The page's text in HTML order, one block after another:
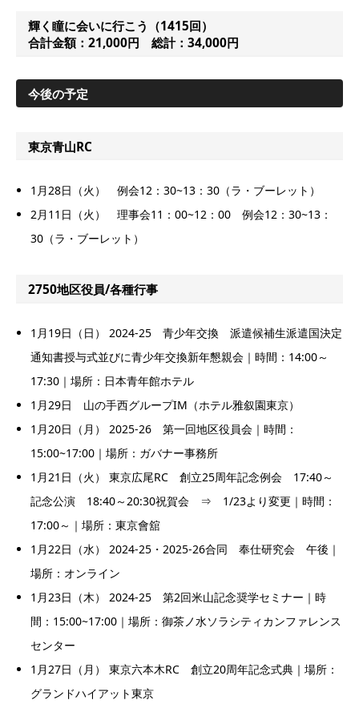
輝く瞳に会いに行こう（1415回）
合計金額：21,000円 総計：34,000円
今後の予定
東京青山RC
1月28日（火） 例会12：30~13：30（ラ・ブーレット）
2月11日（火） 理事会11：00~12：00 例会12：30~13：
30（ラ・ブーレット）
2750地区役員/各種行事
1月19日（日） 2024-25 青少年交換 派遣候補生派遣国決定
通知書授与式並びに青少年交換新年懇親会｜時間：14:00～
17:30｜場所：日本青年館ホテル
1月29日 山の手西グループIM（ホテル雅叙園東京）
1月20日（月） 2025-26 第一回地区役員会｜時間：
15:00~17:00｜場所：ガバナー事務所
1月21日（火） 東京広尾RC 創立25周年記念例会 17:40～
記念公演 18:40～20:30祝賀会 ⇒ 1/23より変更｜時間：
17:00～｜場所：東京會舘
1月22日（水） 2024-25・2025-26合同 奉仕研究会 午後｜
場所：オンライン
1月23日（木） 2024-25 第2回米山記念奨学セミナー｜時
間：15:00~17:00｜場所：御茶ノ水ソラシティカンファレンス
センター
1月27日（月） 東京六本木RC 創立20周年記念式典｜場所：
グランドハイアット東京